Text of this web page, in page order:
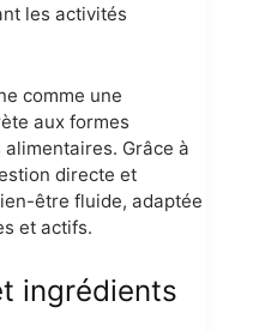
les activités
comme une
aux formes
Grâce à
directe et
être fluide, adaptée
et actifs.
ingrédients